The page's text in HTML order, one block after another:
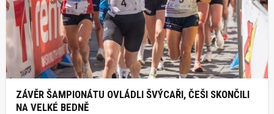
ZÁVĚR ŠAMPIONÁTU OVLÁDLI ŠVÝCAŘI, ČEŠI SKONČILI
NA VELKÉ BEDNĚ